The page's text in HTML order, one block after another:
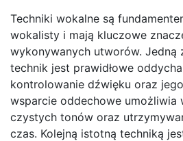
Techniki wokalne są
wokalisty i mają kluczowe
wykonywanych utworów. Jedną
technik jest prawidłowe
kontrolowanie dźwięku oraz jego
wsparcie oddechowe umożliwia
czystych tonów oraz
czas. Kolejną istotną techniką